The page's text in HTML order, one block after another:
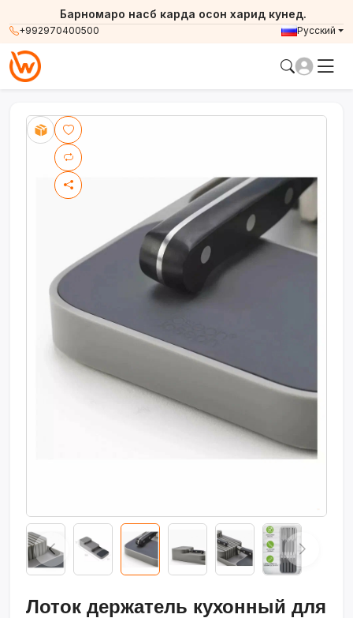
+992970400500
Барномаро насб карда осон харид кунед.
Русский
Лоток держатель кухонный для